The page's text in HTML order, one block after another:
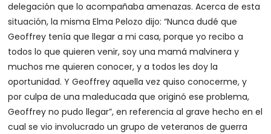
delegación que lo acompañaba amenazas. Acerca de esta
situación, la misma Elma Pelozo dijo: “Nunca dudé que
Geoffrey tenía que llegar a mi casa, porque yo recibo a
todos lo que quieren venir, soy una mamá malvinera y
muchos me quieren conocer, y a todos les doy la
oportunidad. Y Geoffrey aquella vez quiso conocerme, y
por culpa de una maleducada que originó ese problema,
Geoffrey no pudo llegar”, en referencia al grave hecho en el
cual se vio involucrado un grupo de veteranos de guerra